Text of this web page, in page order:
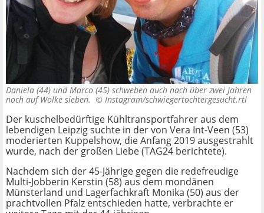
Daniela (44) und Marco (45) schweben auch nach über zwei Jahren
noch auf Wolke sieben. © Instagram/schwiegertochtergesucht.rtl
Der kuschelbedürftige Kühltransportfahrer aus dem
lebendigen Leipzig suchte in der von Vera Int-Veen (53)
moderierten Kuppelshow, die Anfang 2019 ausgestrahlt
wurde, nach der großen Liebe (TAG24 berichtete).
Nachdem sich der 45-Jährige gegen die redefreudige
Multi-Jobberin Kerstin (58) aus dem mondänen
Münsterland und Lagerfachkraft Monika (50) aus der
prachtvollen Pfalz entschieden hatte, verbrachte er